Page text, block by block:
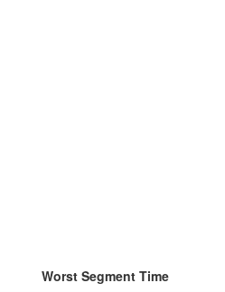
Worst Segment Time